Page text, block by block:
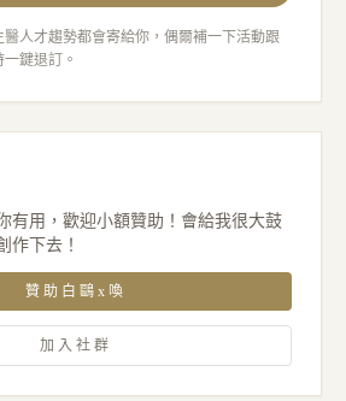
人才趨勢都會寄給你，偶爾補一下活動跟
鍵退訂。
有用，歡迎小額贊助！會給我很大鼓
作下去！
贊助白鷗x喚
加入社群